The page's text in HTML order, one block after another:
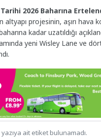
2026 Baharına
altyapı projesinin, aşırı hava
kadar uzatıldığı
yeni Wisley Lane ve
yazıya ait etiket bulunamadı.